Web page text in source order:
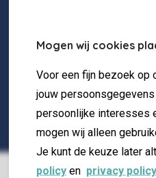
Mogen wij cookies
Voor een fijn bezoek op
jouw
persoonlijke interesses
mogen wij alleen
Je kunt de keuze later
policy en privacy policy